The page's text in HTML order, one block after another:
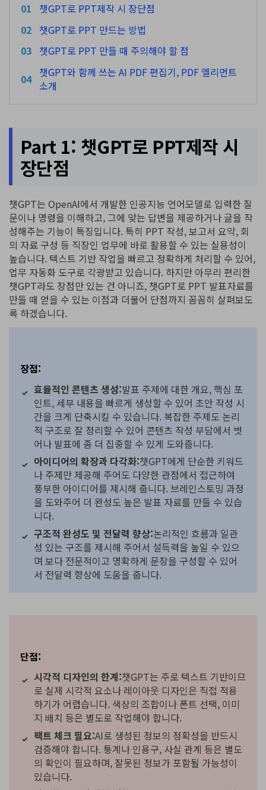
모든 기능 알아보기
01
챗GPT로 PPT제작 시 장단점
02 챗GPT로 PPT 만드는 방법
03 챗GPT로 PPT 만들 때 주의해야 할 점
04 챗GPT와 함께 쓰는 AI PDF 편집기, PDF 엘리먼트
소개
Part 1: 챗GPT로 PPT제작 시
장단점
챗GPT는 OpenAI에서 개발한 인공지능 언어모델로 입력한 질
문이나 명령을 이해하고, 그에 맞는 답변을 제공하거나 글을 작
성해주는 기능이 특징입니다. 특히 PPT 작성, 보고서 요약, 회
의 자료 구성 등 직장인 업무에 바로 활용할 수 있는 실용성이
높습니다. 텍스트 기반 작업을 빠르고 정확하게 처리할 수 있어,
업무 자동화 도구로 각광받고 있습니다. 하지만 아무리 편리한
챗GPT라도 장점만 있는 건 아니죠, 챗GPT로 PPT 발표자료를
만들 때 얻을 수 있는 이점과 더불어 단점까지 꼼꼼히 살펴보도
록 하겠습니다.
장점:
효율적인 콘텐츠 생성:발표 주제에 대한 개요, 핵심 포
인트, 세부 내용을 빠르게 생성할 수 있어 초안 작성 시
간을 크게 단축시킬 수 있습니다. 복잡한 주제도 논리
적 구조로 잘 정리할 수 있어 콘텐츠 작성 부담에서 벗
어나 발표에 좀 더 집중할 수 있게 도와줍니다.
아이디어의 확장과 다각화:챗GPT에게 단순한 키워드
나 주제만 제공해 주어도 다양한 관점에서 접근하여
풍부한 아이디어를 제시해 줍니다. 브레인스토밍 과정
을 도와주어 더 완성도 높은 발표 자료를 만들 수 있습
니다.
구조적 완성도 및 전달력 향상:논리적인 흐름과 일관
성 있는 구조를 제시해 주어서 설득력을 높일 수 있으
며 보다 전문적이고 명확하게 문장을 구성할 수 있어
서 전달력 향상에 도움을 줍니다.
단점:
시각적 디자인의 한계:챗GPT는 주로 텍스트 기반이므
로 실제 시각적 요소나 레이아웃 디자인은 직접 적용
하기가 어렵습니다. 색상의 조합이나 폰트 선택, 이미
지 배치 등은 별도로 작업해야 합니다.
팩트 체크 필요:AI로 생성된 정보의 정확성을 반드시
검증해야 합니다. 통계나 인용구, 사실 관계 등은 별도
의 확인이 필요하며, 잘못된 정보가 포함될 가능성이
있습니다.